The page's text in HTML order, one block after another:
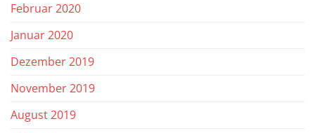
Februar 2020
Januar 2020
Dezember 2019
November 2019
August 2019